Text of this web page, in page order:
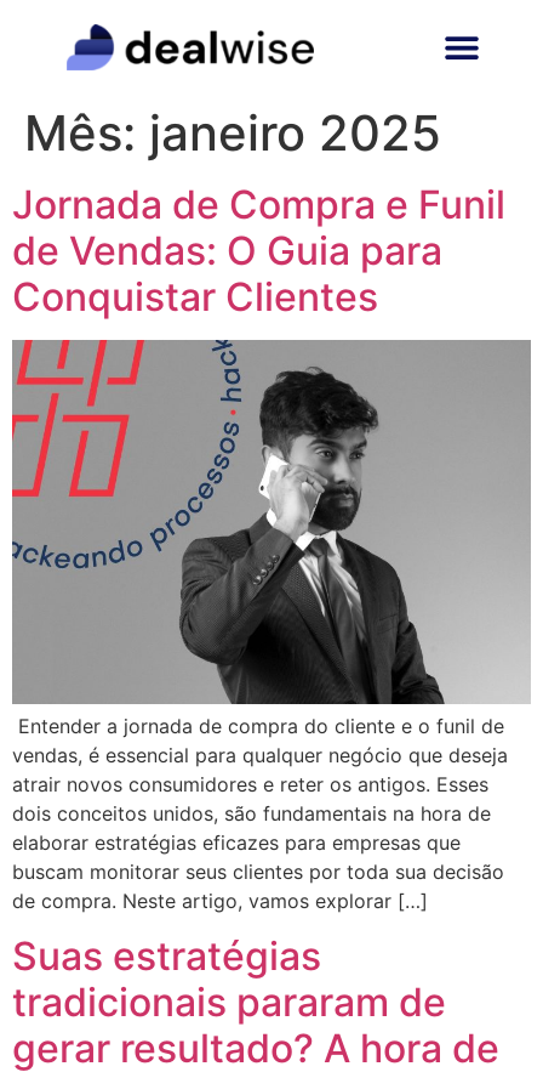
Mês: janeiro 2025
Jornada de Compra e Funil
de Vendas: O Guia para
Conquistar Clientes
Entender a jornada de compra do cliente e o funil de
vendas, é essencial para qualquer negócio que deseja
atrair novos consumidores e reter os antigos. Esses
dois conceitos unidos, são fundamentais na hora de
elaborar estratégias eficazes para empresas que
buscam monitorar seus clientes por toda sua decisão
de compra. Neste artigo, vamos explorar […]
Suas estratégias
tradicionais pararam de
gerar resultado? A hora de